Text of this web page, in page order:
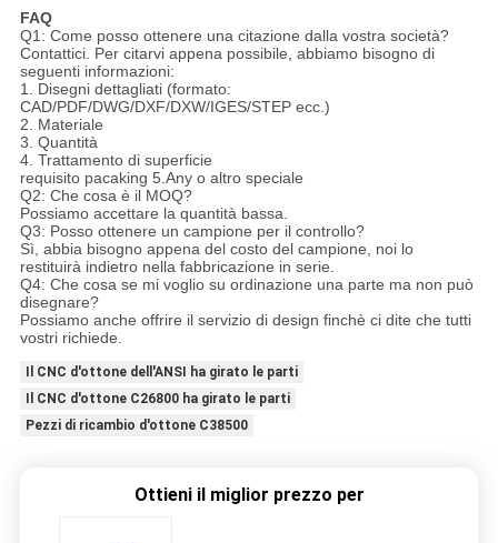
FAQ
Q1: Come posso ottenere una citazione dalla vostra società?
Contattici. Per citarvi appena possibile, abbiamo bisogno di
seguenti informazioni:
1. Disegni dettagliati (formato:
CAD/PDF/DWG/DXF/DXW/IGES/STEP ecc.)
2. Materiale
3. Quantità
4. Trattamento di superficie
requisito pacaking 5.Any o altro speciale
Q2: Che cosa è il MOQ?
Possiamo accettare la quantità bassa.
Q3: Posso ottenere un campione per il controllo?
Sì, abbia bisogno appena del costo del campione, noi lo
restituirà indietro nella fabbricazione in serie.
Q4: Che cosa se mi voglio su ordinazione una parte ma non può
disegnare?
Possiamo anche offrire il servizio di design finchè ci dite che tutti
vostri richiede.
Il CNC d'ottone dell'ANSI ha girato le parti
Il CNC d'ottone C26800 ha girato le parti
Pezzi di ricambio d'ottone C38500
Ottieni il miglior prezzo per